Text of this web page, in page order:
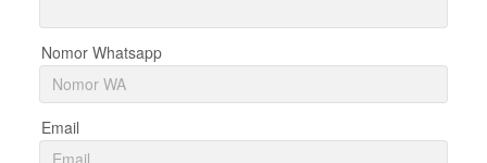
Nomor Whatsapp
Email